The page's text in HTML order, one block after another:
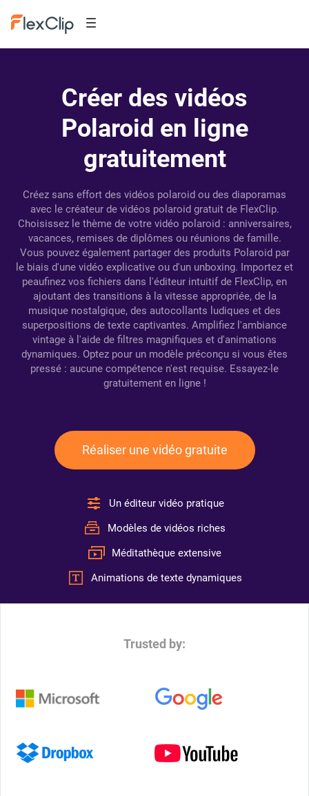
Créer des vidéos
Polaroid en ligne
gratuitement
Créez sans effort des vidéos polaroid ou des diaporamas
avec le créateur de vidéos polaroid gratuit de FlexClip.
Choisissez le thème de votre vidéo polaroid : anniversaires,
vacances, remises de diplômes ou réunions de famille.
Vous pouvez également partager des produits Polaroid par
le biais d'une vidéo explicative ou d'un unboxing. Importez et
peaufinez vos fichiers dans l'éditeur intuitif de FlexClip, en
ajoutant des transitions à la vitesse appropriée, de la
musique nostalgique, des autocollants ludiques et des
superpositions de texte captivantes. Amplifiez l'ambiance
vintage à l'aide de filtres magnifiques et d'animations
dynamiques. Optez pour un modèle préconçu si vous êtes
pressé : aucune compétence n'est requise. Essayez-le
gratuitement en ligne !
Réaliser une vidéo gratuite
Un éditeur vidéo pratique
Modèles de vidéos riches
Méditathèque extensive
Animations de texte dynamiques
Trusted by: